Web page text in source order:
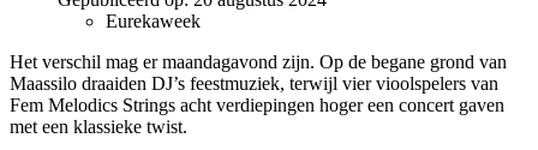
Eurekaweek
Het verschil mag er maandagavond zijn. Op de begane grond van
Maassilo draaiden DJ’s feestmuziek, terwijl vier vioolspelers van
Fem Melodics Strings acht verdiepingen hoger een concert gaven
met een klassieke twist.